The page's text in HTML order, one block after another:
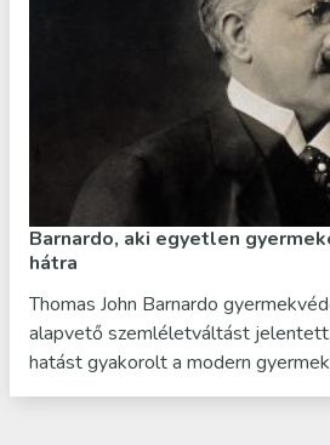
Barnardo, aki egyetlen
hátra
Thomas John Barnardo
alapvető szemléletváltást
hatást gyakorolt a modern